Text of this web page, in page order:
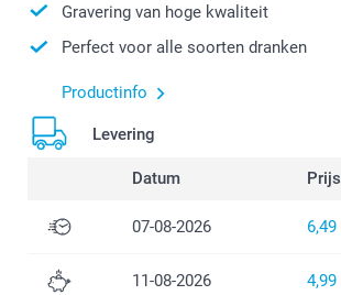
Gravering van hoge kwaliteit
Perfect voor alle soorten dranken
Productinfo
Levering
Datum Prijs
07-08-2026 6,49
11-08-2026 4,99